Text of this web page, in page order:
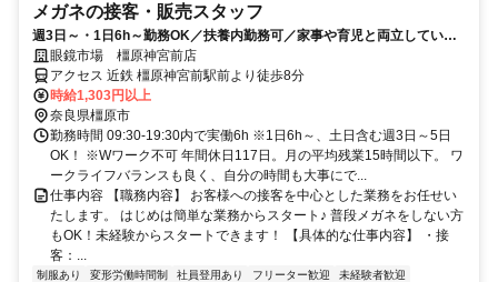
メガネの接客・販売スタッフ
週3日～・1日6h～勤務OK／扶養内勤務可／家事や育児と両立している
スタッフ多数！
眼鏡市場 橿原神宮前店
アクセス 近鉄 橿原神宮前駅前より徒歩8分
時給1,303円以上
奈良県橿原市
勤務時間 09:30-19:30内で実働6h ※1日6h～、土日含む週3日～5日
OK！ ※Wワーク不可 年間休日117日。月の平均残業15時間以下。 ワ
ークライフバランスも良く、自分の時間も大事にで...
仕事内容 【職務内容】 お客様への接客を中心とした業務をお任せい
たします。 はじめは簡単な業務からスタート♪ 普段メガネをしない方
もOK！未経験からスタートできます！ 【具体的な仕事内容】 ・接
客：...
制服あり 変形労働時間制 社員登用あり フリーター歓迎
未経験者歓迎